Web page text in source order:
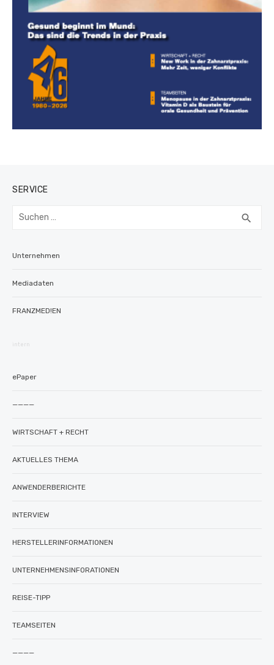
SERVICE
Suchen
search
Unternehmen
Mediadaten
FRANZMED!EN
intern
ePaper
————
WIRTSCHAFT + RECHT
AKTUELLES THEMA
ANWENDERBERICHTE
INTERVIEW
HERSTELLERINFORMATIONEN
UNTERNEHMENSINFORATIONEN
REISE-TIPP
TEAMSEITEN
————